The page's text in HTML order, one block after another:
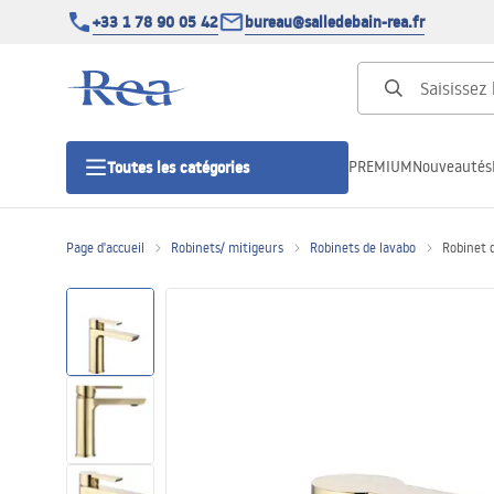
+33 1 78 90 05 42 bureau@salledebain-rea.fr
Toutes les catégories
Portes de douche
Receveurs de douche
Caniveaux de douche
PREMIUMNouveautés
Page d'accueil Robinets/ mitigeurs Robinets de lavabo Robinet